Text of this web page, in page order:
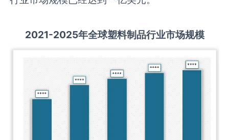
2021-2025年全球塑料制品行业市场规模